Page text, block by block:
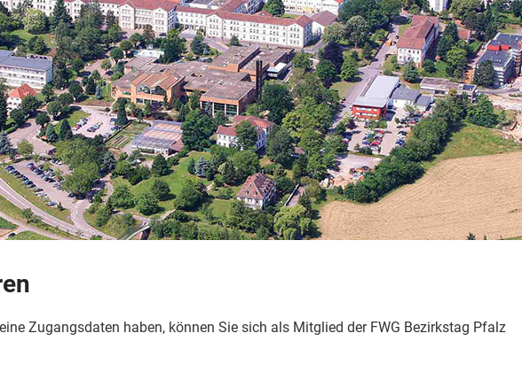
Zugangsdaten haben, können Sie sich als Mitglied der FWG Bezirkstag Pfalz